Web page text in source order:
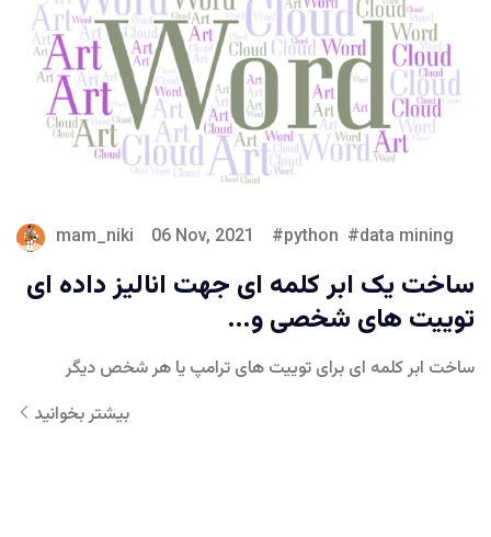
mam_niki 06 Nov, 2021 python data mining
ساخت یک ابر کلمه ای جهت انالیز داده ای
توییت های شخصی و...
ساخت ابر کلمه ای برای توییت های ترامپ یا هر شخص دیگر
بیشتر بخوانید